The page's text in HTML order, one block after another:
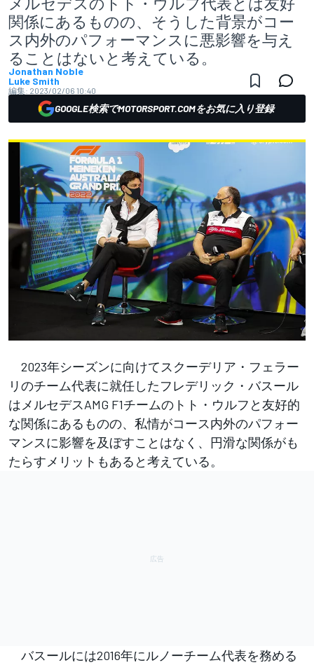
関係にあるものの、そうした背景がコー
ス内外のパフォーマンスに悪影響を与え
ることはないと考えている。
Jonathan Noble
Luke Smith
編集: 2023/02/06 10:40
GOOGLE検索でMOTORSPORT.COMをお気に入り登録
2023年シーズンに向けてスクーデリア・フェラー
リのチーム代表に就任したフレデリック・バスール
はメルセデスAMG F1チームのトト・ウルフと友好的
な関係にあるものの、私情がコース内外のパフォー
マンスに影響を及ぼすことはなく、円滑な関係がも
たらすメリットもあると考えている。
バスールには2016年にルノーチーム代表を務める